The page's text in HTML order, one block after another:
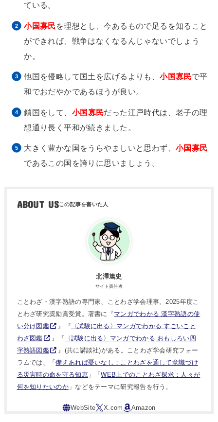
ている。
小国寡民を理想とし、今あるもので足るを知ること
ができれば、戦争はなくなるんじゃないでしょう
か。
他国を侵略して国土を広げるよりも、小国寡民で平
和でおだやかであるほうが良い。
鎖国をして、 小国寡民だった江戸時代は、老子の理
想通り長く平和が続きました。
大きく豊かな国をうらやましいと思わず、小国寡民
であるこの国を誇りに思いましょう。
ABOUT US
北澤篤史
サイト責任者
ことわざ・漢字熟語の専門家、ことわざ学会理事。2025年度こ
とわざ研究奨励賞受賞。著書に『マンガでわかる 漢字熟語の使
い分け図鑑
』『 〈試験に出る〉マンガでわかる すごいこと
わざ図鑑
』『
〈試験に出る〉マンガでわかる おもしろい四
字熟語図鑑
』(共に講談社)がある。ことわざ学会研究フォー
ラムでは、「備えあれば憂いなし：ことわざを通して意識づけ
る災害時の命を守る知恵」「WEB上でのことわざ探求：人々が
何を知りたいのか」などをテーマに研究報告を行う。